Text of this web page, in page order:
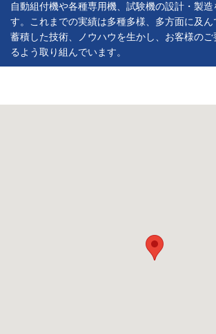
自動組付機や各種専用機、試験機の設計・製造
す。これまでの実績は多種多様、多方面に及
蓄積した技術、ノウハウを生かし、お客様の
るよう取り組んでいます。